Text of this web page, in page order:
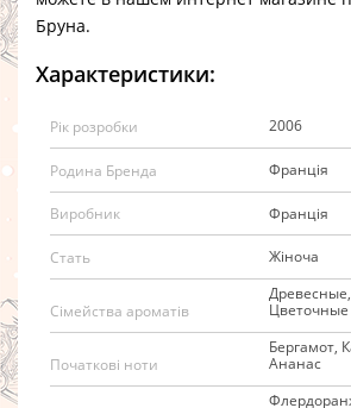
Бруна.
Характеристики:
Рік розробки 2006
Родина Бренда Франція
Виробник Франція
Стать Жіноча
Сімейства ароматів
Цветочные
Початкові ноти
Бергамот,
Ананас